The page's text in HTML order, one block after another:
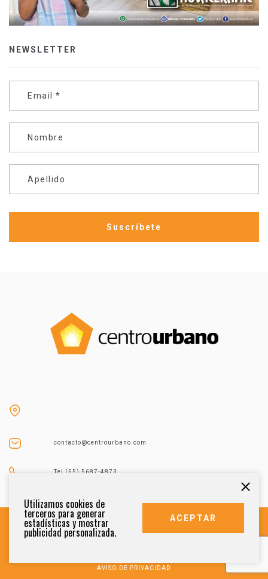
NEWSLETTER
Email *
Nombre
Apellido
contacto@centrourbano.com
Tel (55) 5687-4873
AVISO DE PRIVACIDAD
Utilizamos cookies de
terceros para generar
estadísticas y mostrar
publicidad personalizada.
ACEPTAR